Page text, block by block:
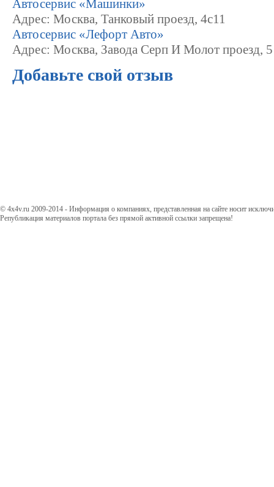
Автосервис «Машинки»
Адрес: Москва, Танковый проезд, 4с11
Автосервис «Лефорт Авто»
Адрес: Москва, Завода Серп И Молот проезд, 5
Добавьте свой отзыв
© 4x4v.ru 2009-2014 - Информация о компаниях, представленная на сайте носит
Републикация материалов портала без прямой активной ссылки запрещена!